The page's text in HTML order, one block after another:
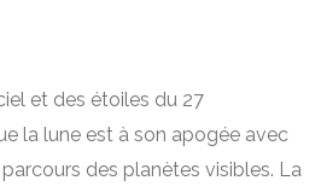
et des étoiles du 27
la lune est à son apogée avec
des planètes visibles. La